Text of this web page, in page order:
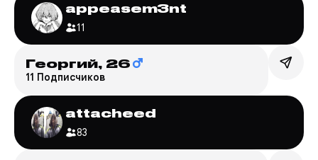
appeasem3nt
11
Георгий, 26
11 Подписчиков
attacheed
83